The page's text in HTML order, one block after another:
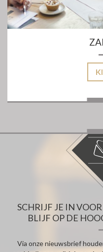
SCHRIJF JE IN
BLIJF OP DE
Via onze nieuwsbrief